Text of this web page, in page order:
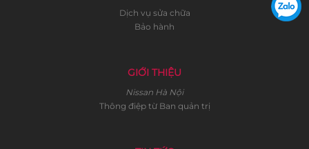
Dịch vụ sửa chữa
Bảo hành
GIỚI THIỆU
Nissan Hà Nội
Thông điệp từ Ban quản trị